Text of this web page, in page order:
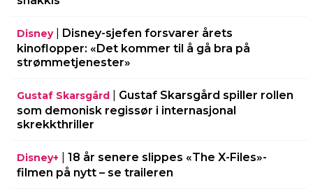
Disney| Disney-sjefen forsvarer årets
kinoflopper: «Det kommer til å gå bra på
strømmetjenester»
Gustaf Skarsgård
Gustaf Skarsgård spiller rollen
som demonisk regissør i internasjonal
skrekkthriller
Disney+
18 år senere slippes «The X-Files»-
filmen på nytt – se traileren